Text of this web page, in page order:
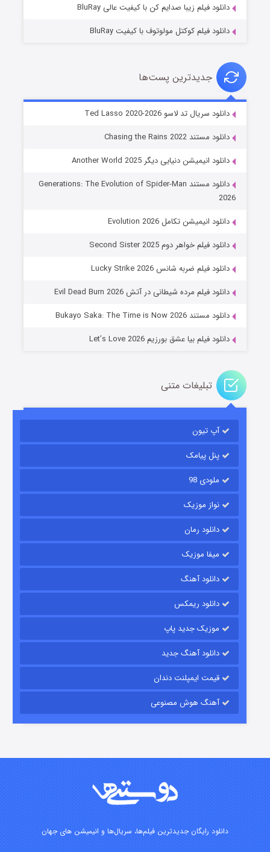
خاندان اژدها فصل ۳
جادوگری در مغولستان
باب اسفنجی فصل ۱۷
قسمت۶ (زیرنویس) منتشر شد
قسمت۱۵ (دوبله) منتشر شد
دانلود فیلم زیبا صدایم کن با کیفیت عالی BluRay
دانلود فیلم کوکتل مولوتوف با کیفیت BluRay
جدیدترین پست‌ها
دانلود سریال تد لاسو Ted Lasso 2020-2026
دانلود مستند Chasing the Rains 2022
دانلود انیمیشن دنیایی دیگر Another World 2025
دانلود مستند Generations: The Evolution of Spider-Man
2026
دانلود انیمیشن تکامل Evolution 2026
دانلود فیلم خواهر دوم Second Sister 2025
دانلود فیلم ضربه شانس Lucky Strike 2026
دانلود فیلم مرده شیطانی در آتش Evil Dead Burn 2026
دانلود مستند Bukayo Saka: The Time is Now 2026
دانلود فیلم بیا عشق بورزیم Let’s Love 2026
تبلیغات متنی
آپ تیون
پنل پیامک
ملودی 98
نواز موزیک
دانلود رمان
میفا موزیک
دانلود آهنگ
دانلود ریمکس
موزیک جدید پاپ
دانلود آهنگ جدید
قیمت ایمپلنت دندان
آهنگ هوش مصنوعی
دانلود رایگان جدیدترین فیلم‌ها، سریال‌ها و انیمیشن های جهان